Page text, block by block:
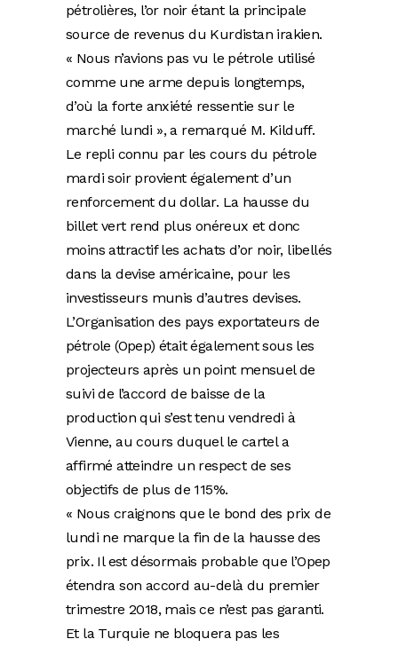
pétrolières, l’or noir étant la principale
source de revenus du Kurdistan irakien.
« Nous n’avions pas vu le pétrole utilisé
comme une arme depuis longtemps,
d’où la forte anxiété ressentie sur le
marché lundi », a remarqué M. Kilduff.
Le repli connu par les cours du pétrole
mardi soir provient également d’un
renforcement du dollar. La hausse du
billet vert rend plus onéreux et donc
moins attractif les achats d’or noir, libellés
dans la devise américaine, pour les
investisseurs munis d’autres devises.
L’Organisation des pays exportateurs de
pétrole (Opep) était également sous les
projecteurs après un point mensuel de
suivi de l’accord de baisse de la
production qui s’est tenu vendredi à
Vienne, au cours duquel le cartel a
affirmé atteindre un respect de ses
objectifs de plus de 115%.
« Nous craignons que le bond des prix de
lundi ne marque la fin de la hausse des
prix. Il est désormais probable que l’Opep
étendra son accord au-delà du premier
trimestre 2018, mais ce n’est pas garanti.
Et la Turquie ne bloquera pas les